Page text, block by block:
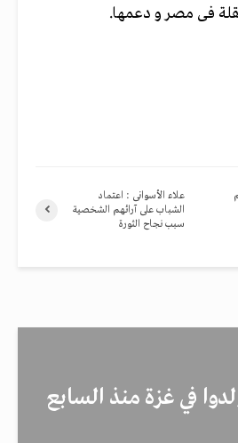
فى مصر و دعمها.
علاء الأسوانى : اعتماد
الشباب على آرائهم الشخصية
سبب نجاح الثورة
في غزة منذ السابع